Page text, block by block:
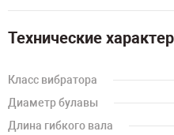
Технические
Класс вибратора
Диаметр булавы
Длина гибкого вала